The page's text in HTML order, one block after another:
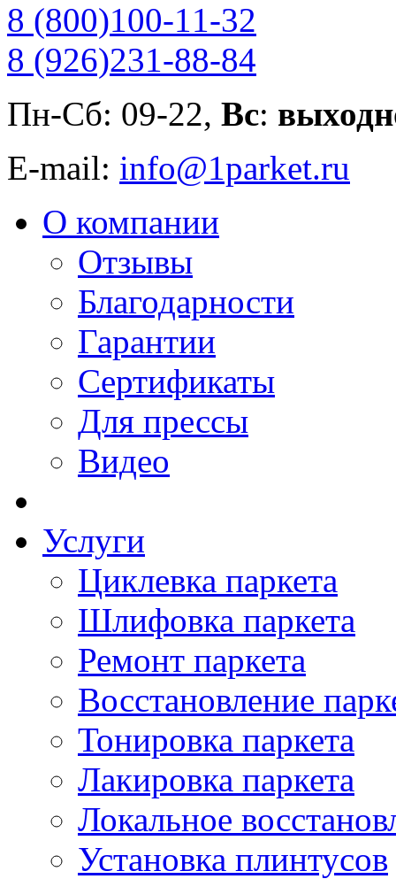
8 (800)100-11-32
8 (926)231-88-84
Пн-Сб: 09-22, Вс:
E-mail: info@1parket.ru
О компании
Отзывы
Благодарности
Гарантии
Сертификаты
Для прессы
Видео
Услуги
Циклевка паркета
Шлифовка паркета
Ремонт паркета
Восстановление
Тонировка паркета
Лакировка паркета
Локальное
Установка плинтусов